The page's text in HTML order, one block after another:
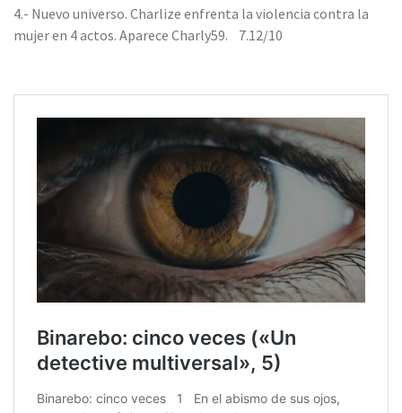
4.- Nuevo universo. Charlize enfrenta la violencia contra la
mujer en 4 actos. Aparece Charly59. 7.12/10